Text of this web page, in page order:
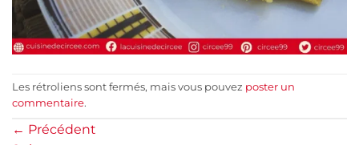
Les rétroliens sont fermés, mais vous pouvez poster un
commentaire.
← Précédent